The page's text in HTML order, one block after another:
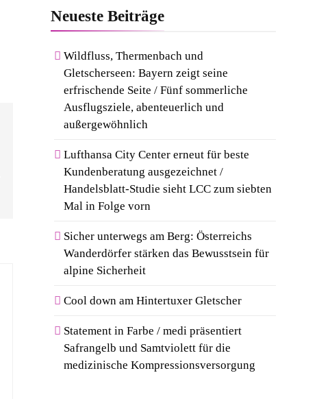
Glashütte Erzielt 94 Von
100 Punkten.
Trifft: Capri-Sun Setzt
Modisches Statement Auf
Der Berlin Fashion Week
Rezertifizierung Bestätigt
Qualitätsstandard: Gastein
Erneut Mit
Österreichischem
Wandergütesiegel
Ausgezeichnet
7
Kosmetik Und Düfte
Beliebtesten Shops In
Deutschland
8
Von Mallorca Bis
Top-Destinationen
NeuesteBeiträge
Wildfluss, Thermenbach und
Gletscherseen: Bayern zeigt seine
erfrischende Seite / Fünf sommerliche
Ausflugsziele, abenteuerlich und
außergewöhnlich
Lufthansa City Center erneut für beste
Kundenberatung ausgezeichnet /
Handelsblatt-Studie sieht LCC zum siebten
Mal in Folge vorn
Sicher unterwegs am Berg: Österreichs
Wanderdörfer stärken das Bewusstsein für
alpine Sicherheit
Cool down am Hintertuxer Gletscher
Statement in Farbe / medi präsentiert
Safrangelb und Samtviolett für die
medizinische Kompressionsversorgung